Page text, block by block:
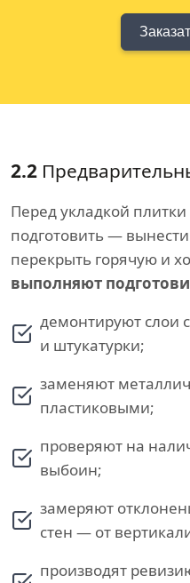
2.2
Перед укладкой
подготовить —
перекрыть горячую и
выполняют
демонтируют слои
и штукатурки;
заменяют
пластиковыми;
проверяют на
выбоин;
замеряют
стен — от
производят